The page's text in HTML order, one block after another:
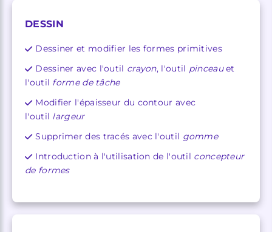
DESSIN
Dessiner et modifier les formes primitives
Dessiner avec l'outil crayon, l'outil pinceauet
l'outil forme de tâche
Modifier l'épaisseur du contour avec
l'outil largeur
Supprimer des tracés avec l'outil gomme
Introduction à l'utilisation de l'outil concepteur
de formes